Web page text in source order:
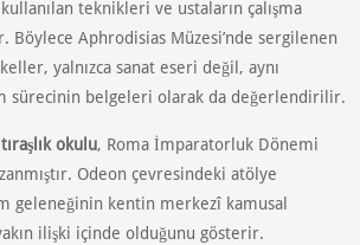
teknikleri ve ustaların çalışma
Aphrodisias Müzesi’nde sergilenen
yalnızca sanat eseri değil, aynı
sürecinin belgeleri olarak da değerlendirilir.
okulu, Roma İmparatorluk Dönemi
Odeon çevresindeki atölye
geleneğinin kentin merkezî kamusal
ilişki içinde olduğunu gösterir.